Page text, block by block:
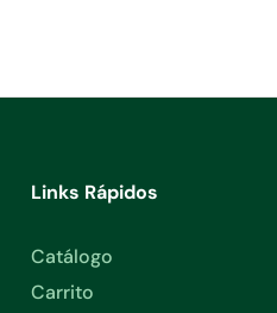
Links Rápidos
Catálogo
Carrito